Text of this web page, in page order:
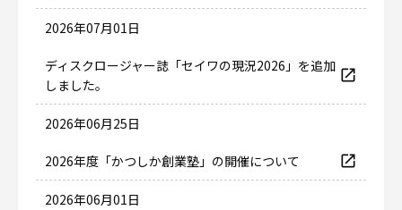
2026年07月01日
ディスクロージャー誌「セイワの現況2026」を追加
しました。
2026年06月25日
2026年度「かつしか創業塾」の開催について
2026年06月01日